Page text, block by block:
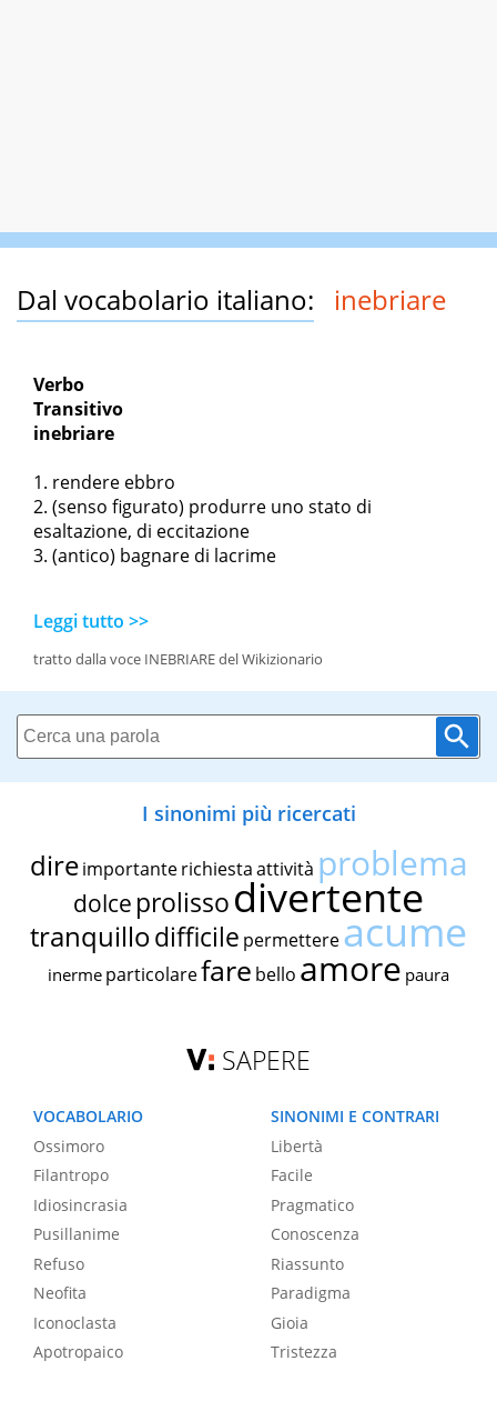
Dal vocabolario italiano: inebriare
Verbo
Transitivo
inebriare
rendere ebbro
(senso figurato) produrre uno stato di
esaltazione, di eccitazione
(antico) bagnare di lacrime
Leggi tutto >>
tratto dalla voce INEBRIARE del Wikizionario
I sinonimi più ricercati
dire importante richiestaattività problema
dolce prolissodivertente
tranquillodifficile permettereacume
inerme particolarefare bello amore paura
SAPERE
VOCABOLARIO
Ossimoro
Filantropo
Idiosincrasia
Pusillanime
Refuso
Neofita
Iconoclasta
Apotropaico
SINONIMI E CONTRARI
Libertà
Facile
Pragmatico
Conoscenza
Riassunto
Paradigma
Gioia
Tristezza